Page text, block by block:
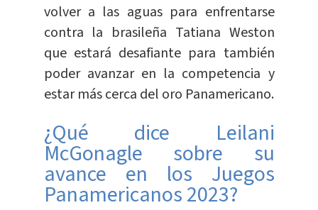
volver a las aguas para enfrentarse
contra la brasileña Tatiana Weston
que estará desafiante para también
poder avanzar en la competencia y
estar más cerca del oro Panamericano.
¿Qué dice Leilani
McGonagle sobre su
avance en los Juegos
Panamericanos 2023?